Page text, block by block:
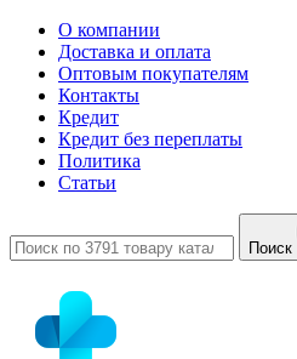
О компании
Доставка и оплата
Оптовым покупателям
Контакты
Кредит
Кредит без переплаты
Политика
Статьи
Поиск